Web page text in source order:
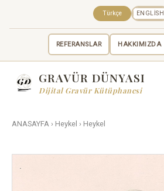
REFERANSLAR HAKKIMIZDA
Türkçe ENGLISH
GRAVÜR DÜNYASI
Dijital Gravür Kütüphanesi
ANASAYFA › Heykel › Heykel